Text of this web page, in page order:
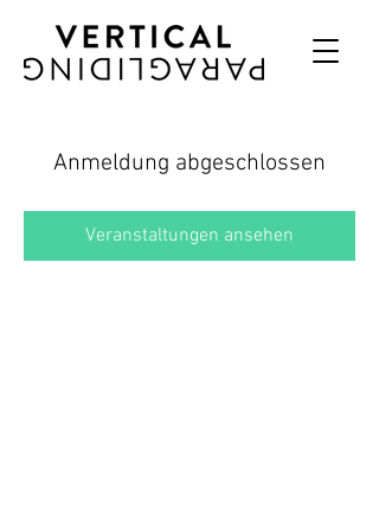
Anmeldung abgeschlossen
Veranstaltungen ansehen